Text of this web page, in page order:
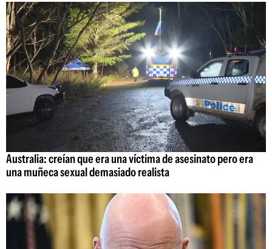
Australia: creían que era una víctima de asesinato pero era
una muñeca sexual demasiado realista